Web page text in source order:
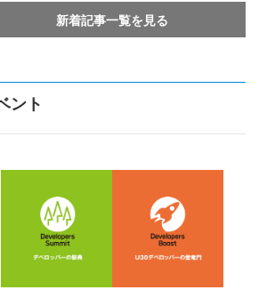
新着記事一覧を見る
ント